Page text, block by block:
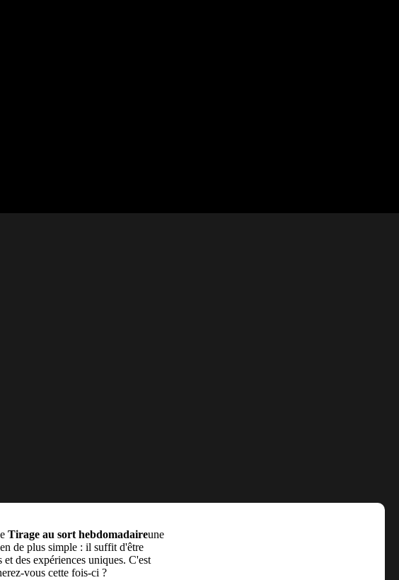
Tirage au sort hebdomadaireune
de plus simple : il suffit d'être
des expériences uniques. C'est
vous cette fois-ci ?